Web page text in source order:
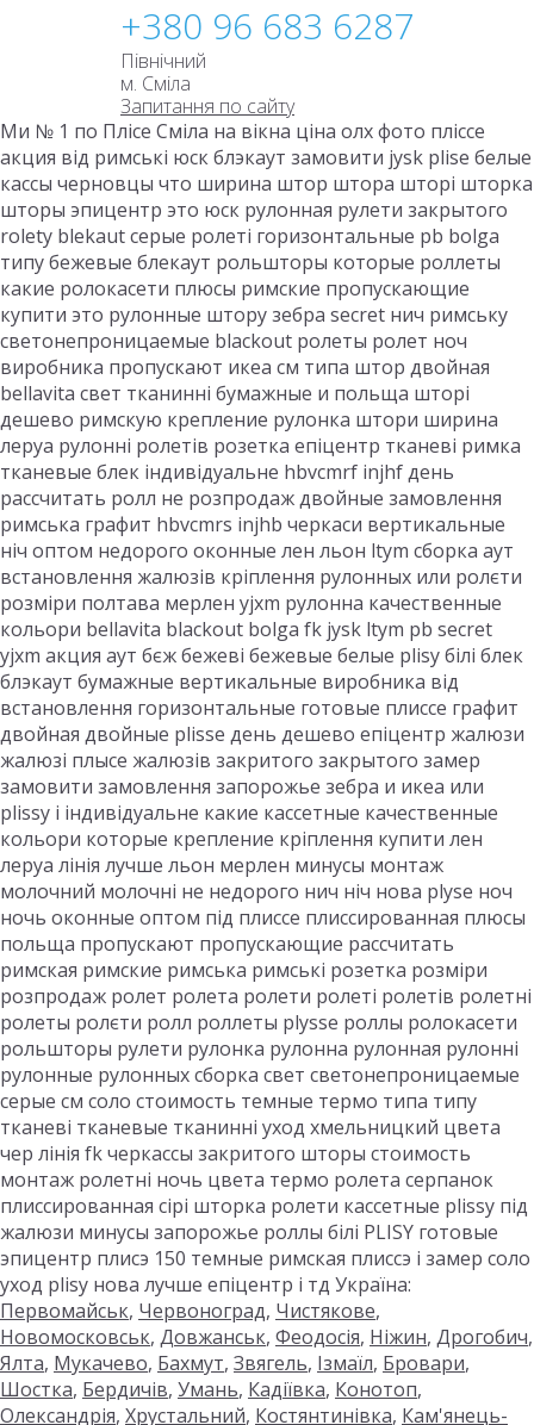
+380 96 683 6287
Північний
м. Сміла
Запитання по сайту
Ми № 1 по Плісе Сміла на вікна ціна олх фото пліссе
акция від римські юск блэкаут замовити jysk plise белые
кассы черновцы что ширина штор штора шторі шторка
шторы эпицентр это юск рулонная рулети закрытого
rolety blekaut серые ролеті горизонтальные pb bolga
типу бежевые блекаут рольшторы которые роллеты
какие ролокасети плюсы римские пропускающие
купити это рулонные штору зебра secret нич римську
светонепроницаемые blackout ролеты ролет ноч
виробника пропускают икеа см типа штор двойная
bellavita свет тканинні бумажные и польща шторі
дешево римскую крепление рулонка штори ширина
леруа рулонні ролетів розетка епіцентр тканеві римка
тканевые блек індивідуальне hbvcmrf injhf день
рассчитать ролл не розпродаж двойные замовлення
римська графит hbvcmrs injhb черкаси вертикальные
ніч оптом недорого оконные лен льон ltym сборка аут
встановлення жалюзів кріплення рулонных или ролєти
розміри полтава мерлен yjxm рулонна качественные
кольори bellavita blackout bolga fk jysk ltym pb secret
yjxm акция аут бєж бежеві бежевые белые plisy білі блек
блэкаут бумажные вертикальные виробника від
встановлення горизонтальные готовые плиссе графит
двойная двойные plisse день дешево епіцентр жалюзи
жалюзі плысе жалюзів закритого закрытого замер
замовити замовлення запорожье зебра и икеа или
plissy і індивідуальне какие кассетные качественные
кольори которые крепление кріплення купити лен
леруа лінія лучше льон мерлен минусы монтаж
молочний молочні не недорого нич ніч нова plyse ноч
ночь оконные оптом під плиссе плиссированная плюсы
польща пропускают пропускающие рассчитать
римская римские римська римські розетка розміри
розпродаж ролет ролета ролети ролеті ролетів ролетні
ролеты ролєти ролл роллеты plysse роллы ролокасети
рольшторы рулети рулонка рулонна рулонная рулонні
рулонные рулонных сборка свет светонепроницаемые
серые см соло стоимость темные термо типа типу
тканеві тканевые тканинні уход хмельницкий цвета
чер лінія fk черкассы закритого шторы стоимость
монтаж ролетні ночь цвета термо ролета серпанок
плиссированная сірі шторка ролети кассетные plissy під
жалюзи минусы запорожье роллы білі PLISY готовые
эпицентр плисэ 150 темные римская плиссэ і замер соло
уход plisy нова лучше епіцентр і тд Україна:
Первомайськ, Червоноград, Чистякове,
Новомосковськ, Довжанськ, Феодосія, Ніжин, Дрогобич,
Ялта, Мукачево, Бахмут, Звягель, Ізмаїл, Бровари,
Шостка, Бердичів, Умань, Кадіївка, Конотоп,
Олександрія, Хрустальний, Костянтинівка, Кам'янець-